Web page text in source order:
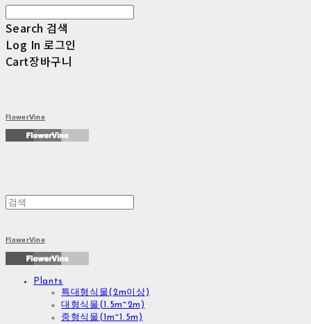
Search 검색
Log In 로그인
Cart장바구니
FlowerVine
FlowerVine
Plants
특대형식물(2m이상)
대형식물(1.5m~2m)
중형식물(1m~1.5m)